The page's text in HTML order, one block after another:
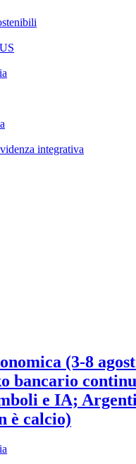
integrativa
(3-8
bancario
e IA;
è calcio)